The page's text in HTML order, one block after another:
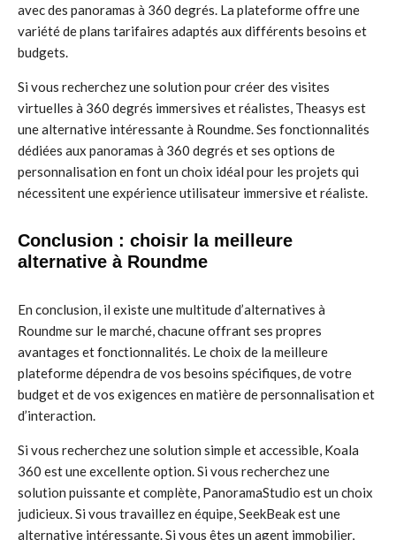
avec des panoramas à 360 degrés. La plateforme offre une
variété de plans tarifaires adaptés aux différents besoins et
budgets.
Si vous recherchez une solution pour créer des visites
virtuelles à 360 degrés immersives et réalistes, Theasys est
une alternative intéressante à Roundme. Ses fonctionnalités
dédiées aux panoramas à 360 degrés et ses options de
personnalisation en font un choix idéal pour les projets qui
nécessitent une expérience utilisateur immersive et réaliste.
Conclusion : choisir la meilleure
alternative à Roundme
En conclusion, il existe une multitude d’alternatives à
Roundme sur le marché, chacune offrant ses propres
avantages et fonctionnalités. Le choix de la meilleure
plateforme dépendra de vos besoins spécifiques, de votre
budget et de vos exigences en matière de personnalisation et
d’interaction.
Si vous recherchez une solution simple et accessible, Koala
360 est une excellente option. Si vous recherchez une
solution puissante et complète, PanoramaStudio est un choix
judicieux. Si vous travaillez en équipe, SeekBeak est une
alternative intéressante. Si vous êtes un agent immobilier,